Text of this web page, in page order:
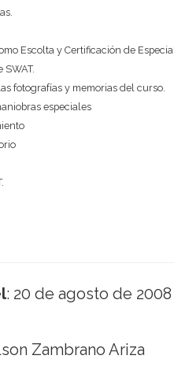
Escolta y Certificación de
fotografías y memorias del curso.
especiales
: 20 de agosto de 2008
Zambrano Ariza